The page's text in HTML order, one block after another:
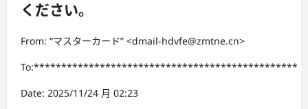
ください。
From: “マスターカード” <dmail-hdvfe@zmtne.cn>
To:************************************************
Date: 2025/11/24 月 02:23